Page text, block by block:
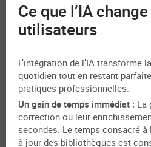
Ce que l’IA
utilisateurs
L’intégration de l’IA transforme
quotidien tout en restant
pratiques professionnelles.
Un gain de temps immédiat : La
correction ou leur
secondes. Le temps consacré
à jour des bibliothèques est